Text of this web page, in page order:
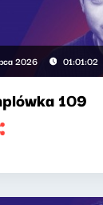
2026 01:01:02
109